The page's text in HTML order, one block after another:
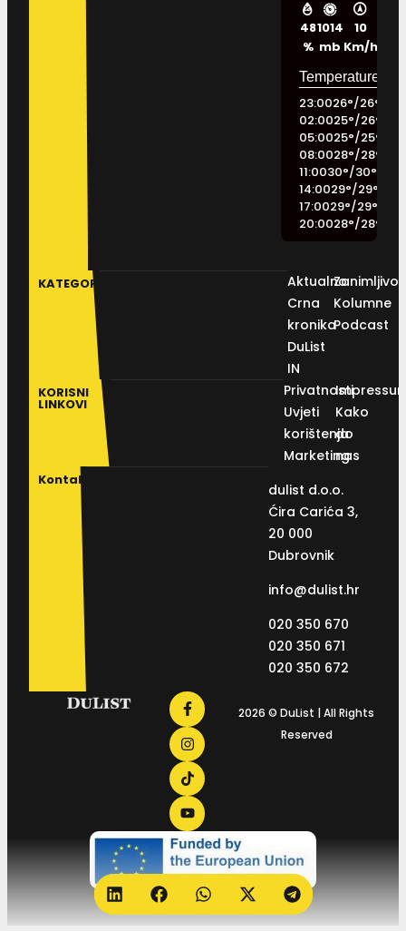
48
%
1014
mb
10
Km/h
23:0026°/26°
02:0025°/26°
05:0025°/25°
08:0028°/28°
11:0030°/30°
14:0029°/29°
17:0029°/29°
20:0028°/28°
KATEGORIJE
Aktualno
Crna
kronika
DuList
IN
Kolumne
Podcast
KORISNI
LINKOVI
Privatnosti
Uvjeti
korištenja
Marketing
Kako
do
nas
Kontakt
dulist d.o.o.
Ćira Carića 3,
20 000
Dubrovnik
info@dulist.hr
020 350 670
020 350 671
020 350 672
2026 © DuList | All Rights
Reserved